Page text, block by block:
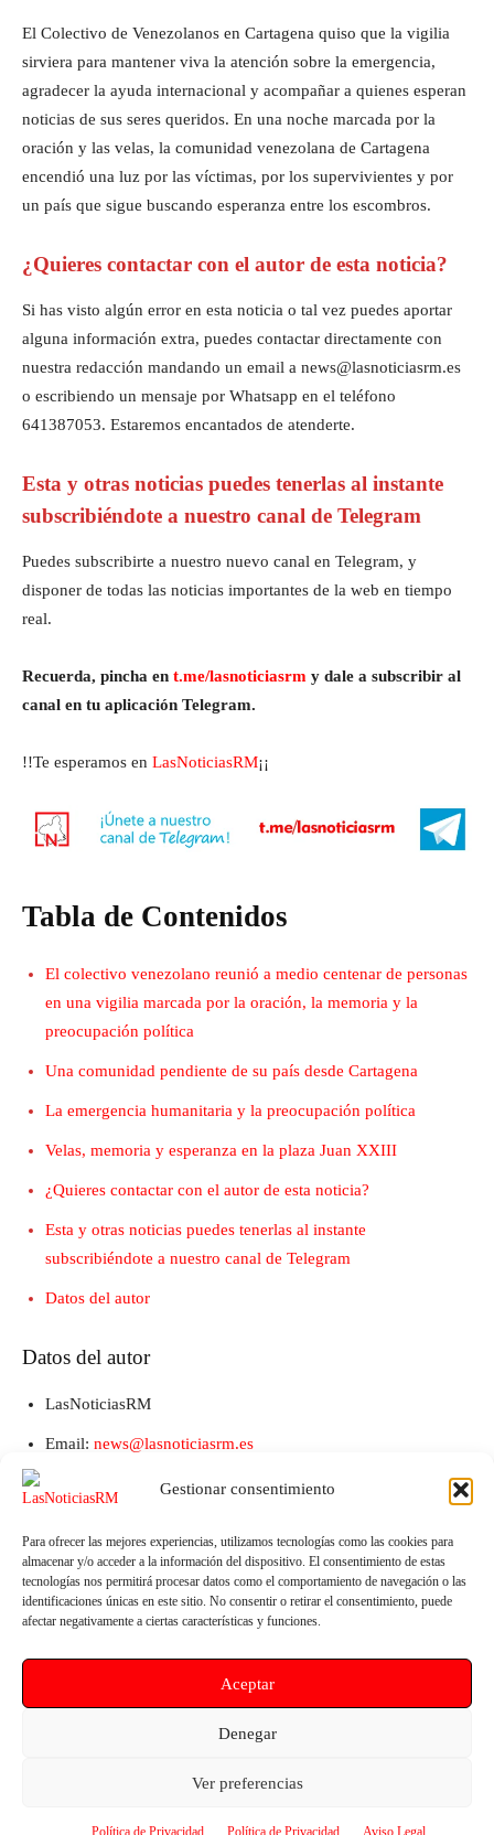
Gestionar consentimiento
Para ofrecer las mejores experiencias, utilizamos tecnologías como las cookies para
almacenar y/o acceder a la información del dispositivo. El consentimiento de estas
tecnologías nos permitirá procesar datos como el comportamiento de navegación o las
identificaciones únicas en este sitio. No consentir o retirar el consentimiento, puede
afectar negativamente a ciertas características y funciones.
Aceptar
Denegar
Ver preferencias
Política de Privacidad Política de Privacidad Aviso Legal
El Colectivo de Venezolanos en Cartagena quiso que la vigilia
sirviera para mantener viva la atención sobre la emergencia,
agradecer la ayuda internacional y acompañar a quienes esperan
noticias de sus seres queridos. En una noche marcada por la
oración y las velas, la comunidad venezolana de Cartagena
encendió una luz por las víctimas, por los supervivientes y por
un país que sigue buscando esperanza entre los escombros.
¿Quieres contactar con el autor de esta noticia?
Si has visto algún error en esta noticia o tal vez puedes aportar
alguna información extra, puedes contactar directamente con
nuestra redacción mandando un email a news@lasnoticiasrm.es
o escribiendo un mensaje por Whatsapp en el teléfono
641387053. Estaremos encantados de atenderte.
Esta y otras noticias puedes tenerlas al instante
subscribiéndote a nuestro canal de Telegram
Puedes subscribirte a nuestro nuevo canal en Telegram, y
disponer de todas las noticias importantes de la web en tiempo
real.
Recuerda, pincha en t.me/lasnoticiasrm y dale a subscribir al
canal en tu aplicación Telegram.
!!Te esperamos en LasNoticiasRM¡¡
Tabla de Contenidos
El colectivo venezolano reunió a medio centenar de personas
en una vigilia marcada por la oración, la memoria y la
preocupación política
Una comunidad pendiente de su país desde Cartagena
La emergencia humanitaria y la preocupación política
Velas, memoria y esperanza en la plaza Juan XXIII
¿Quieres contactar con el autor de esta noticia?
Esta y otras noticias puedes tenerlas al instante
subscribiéndote a nuestro canal de Telegram
Datos del autor
Datos del autor
LasNoticiasRM
Email: news@lasnoticiasrm.es
Teléfono y Whatsapp: 641387053
ocultar las listas de espera
años el contrato fallido de su